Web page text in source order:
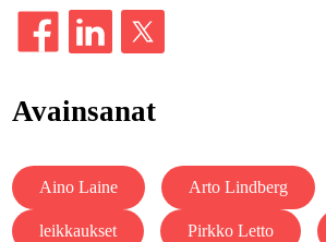
Avainsanat
Aino Laine Arto Lindberg
leikkaukset Pirkko Letto